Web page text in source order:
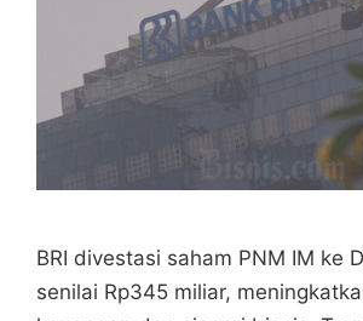
BRI divestasi saham PNM IM ke
senilai Rp345 miliar,